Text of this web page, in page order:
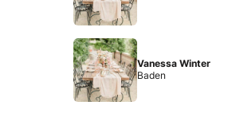
Vanessa Winter
Baden